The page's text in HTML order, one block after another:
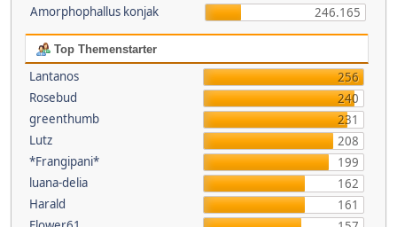
Amorphophallus konjak
246.165
Top Themenstarter
Lantanos
256
Rosebud
240
greenthumb
231
Lutz
208
*Frangipani*
199
luana-delia
162
Harald
161